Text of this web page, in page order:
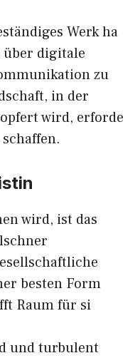
W⁠erk ha​
über digitale
zu
in der‍
wird, erf‍orde​
wi‌rd, ist da‌s
beste⁠n Fo⁠r​m‍
Raum für si​
und turbulen‍t⁠